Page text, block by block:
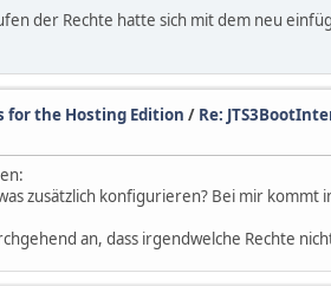
der Rechte hatte sich mit dem neu
for the Hosting Edition / Re:
zusätzlich konfigurieren? Bei mir
an, dass irgendwelche Rechte